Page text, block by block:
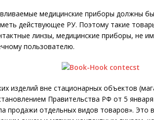
медицинские приборы должны
действующее РУ. Поэтому такие
линзы, медицинские приборы, не
пользователю.
изделий вне стационарных объектов
Правительства РФ от 5
продажи отдельных видов товаров». Это